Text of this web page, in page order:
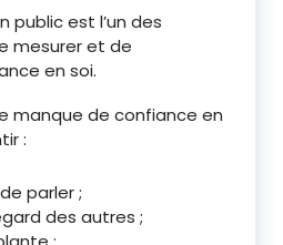
public est l’un des
mesurer et de
en soi.
manque de confiance en
:
parler ;
des autres ;